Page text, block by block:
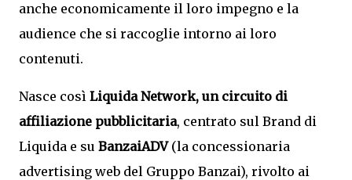
anche economicamente il loro impegno e la
audience che si raccoglie intorno ai loro
contenuti.
Nasce così Liquida Network, un circuito di
affiliazione pubblicitaria, centrato sul Brand di
Liquida e su BanzaiADV(la concessionaria
advertising web del Gruppo Banzai), rivolto ai